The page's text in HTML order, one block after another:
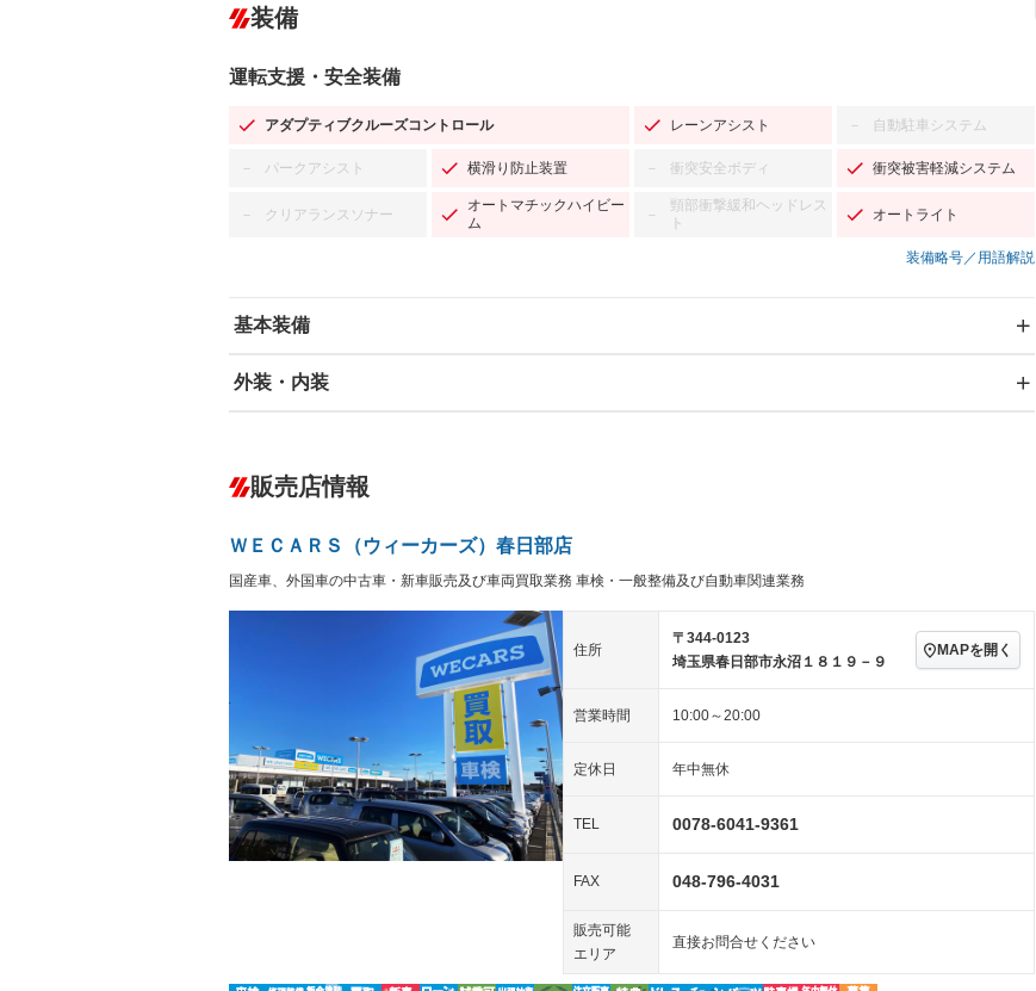
装備
運転支援・安全装備
アダプティブクルーズコントロール レーンアシスト － 自動駐車システム
－ パークアシスト 横滑り防止装置 － 衝突安全ボディ 衝突被害軽減システム
－ クリアランスソナー
オートマチックハイビー
ム
－
頸部衝撃緩和ヘッドレス
ト
オートライト
装備略号／用語解説
基本装備
エアバッグ：運転席/助手席/サイド
－ ダウンヒルアシストコントロール
Bluetooth接続 100V電源
装備略号／用語解説
外装・内装
－ オーディオ
－
ー
－ 革シート
LEDヘッドランプ － HID(キセノンライト) － ポータブルナビ
エアロ スマートキー ローダウン
－ パワーシート 3列シート ベンチシート
－ チップアップシート オットマン
シートヒーター － ウォークスルー 後席モニター
－ フロントカメラ － シートエアコン
－ ルーフレール － エアサスペンション
販売店情報
ＷＥＣＡＲＳ（ウィーカーズ）春日部店
国産車、外国車の中古車・新車販売及び車両買取業務 車検・一般整備及び自動車関連業務
住所
〒344-0123
埼玉県春日部市永沼１８１９－９
MAPを開く
営業時間 10:00～20:00
定休日 年中無休
TEL 0078-6041-9361
FAX 048-796-4031
販売可能
エリア
直接お問合せください